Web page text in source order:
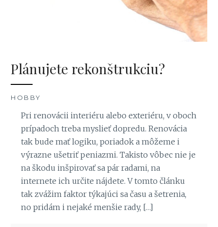
Plánujete rekonštrukciu?
HOBBY
Pri renovácii interiéru alebo exteriéru, v oboch
prípadoch treba myslieť dopredu. Renovácia
tak bude mať logiku, poriadok a môžeme i
výrazne ušetriť peniazmi. Takisto vôbec nie je
na škodu inšpirovať sa pár radami, na
internete ich určite nájdete. V tomto článku
tak zvážim faktor týkajúci sa času a šetrenia,
no pridám i nejaké menšie rady, […]